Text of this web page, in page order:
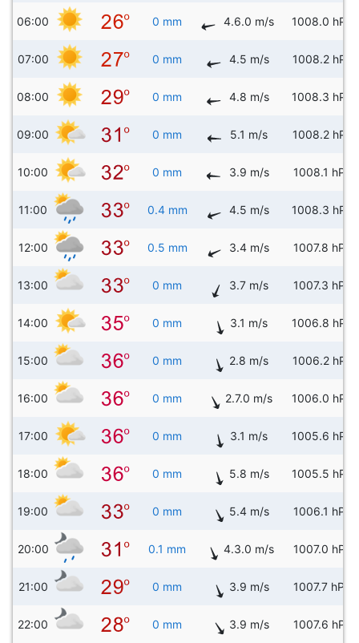
06:00 0 mm 4.6.0 m/s 1008.0 hPa
07:00 0 mm 4.5 m/s 1008.2 hPa
08:00 0 mm 4.8 m/s 1008.3 hPa
09:00 0 mm 5.1 m/s 1008.2 hPa
10:00 0 mm 3.9 m/s 1008.1 hPa
11:00 0.4 mm 4.5 m/s 1008.3 hPa
12:00 0.5 mm 3.4 m/s 1007.8 hPa
13:00 0 mm 3.7 m/s 1007.3 hPa
14:00 0 mm 3.1 m/s 1006.8 hPa
15:00 0 mm 2.8 m/s 1006.2 hPa
16:00 0 mm 2.7.0 m/s 1006.0 hPa
17:00 0 mm 3.1 m/s 1005.6 hPa
18:00 0 mm 5.8 m/s 1005.5 hPa
19:00 0 mm 5.4 m/s 1006.1 hPa
20:00 0.1 mm 4.3.0 m/s 1007.0 hPa
21:00 0 mm 3.9 m/s 1007.7 hPa
22:00 0 mm 3.9 m/s 1007.6 hPa